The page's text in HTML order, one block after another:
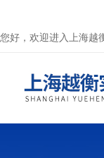
您好，欢迎进入上海越